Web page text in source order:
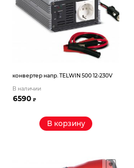
конвертер напр. TELWIN 500 12-230V
В наличии
6590₽
В корзину